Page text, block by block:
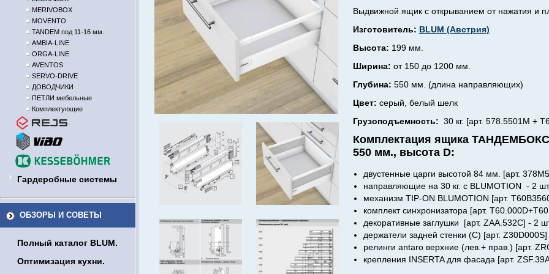
MERIVOBOX
MOVENTO
TANDEM под 11-16 мм.
AMBIA-LINE
ORGA-LINE
AVENTOS
SERVO-DRIVE
ДОВОДЧИКИ
ПЕТЛИ мебельные
Комплектующие
Гардеробные системы
ОБЗОРЫ И СОВЕТЫ
Полный каталог BLUM.
Оптимизация кухни.
Выдвижной ящик с открыванием от нажатия и
Изготовитель: BLUM (Австрия)
Высота: 199 мм.
Ширина: от 150 до 1200 мм.
Глубина: 550 мм. (длина направляющих)
Цвет: серый, белый шелк
Грузоподъемность: 30 кг. [арт. 578.5501M +
Комплектация ящика ТАНДЕМБОКС
550 мм., высота D:
двустенные царги высотой 84 мм. [арт.
направляющие на 30 кг. с BLUMOTION - 2
механизм TIP-ON BLUMOTION [арт.
комплект синхронизатора [арт.
декоративные заглушки [арт. ZAA.532C] - 2
держатели задней стенки (С) [арт.
релинги antaro верхние (лев.+ прав.) [арт.
крепления INSERTA для фасада [арт.